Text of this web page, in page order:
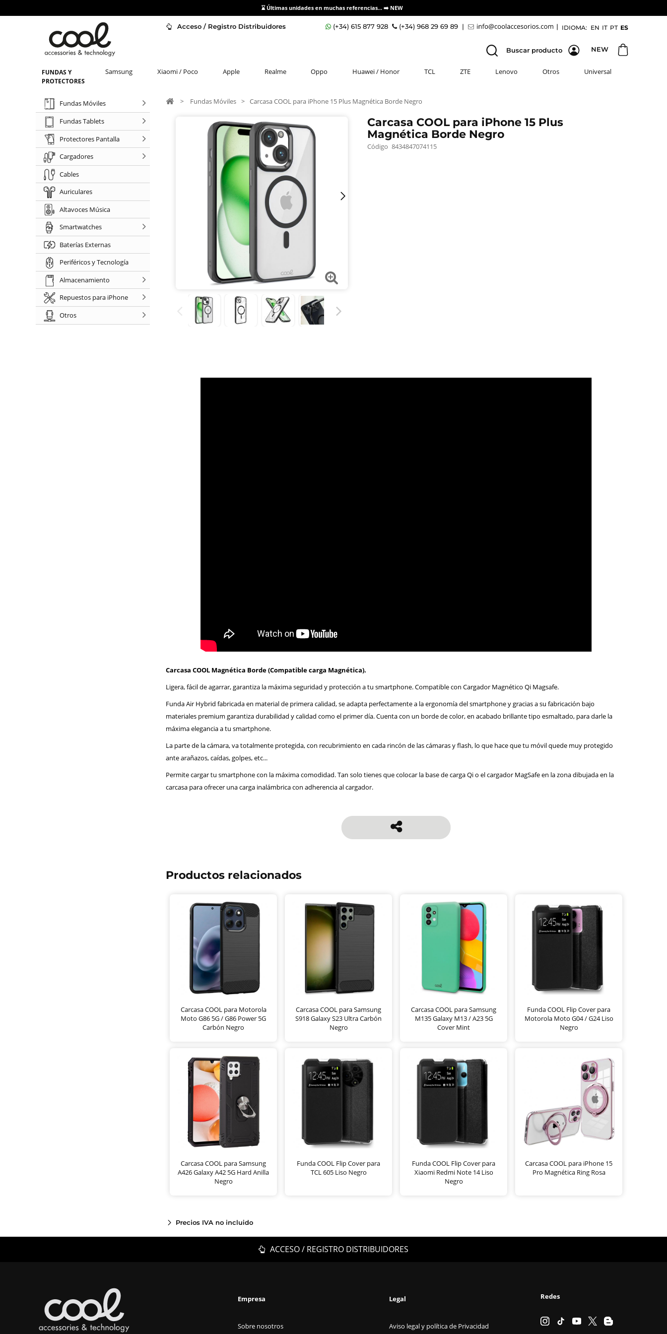
⌛ Últimas unidades en muchas referencias... ➡️ NEW
Acceso / Registro Distribuidores IDIOMA: EN IT PT ES
(+34) 615 877 928 (+34) 968 29 69 89 | |
NEW
Buscar producto
FUNDAS Y
PROTECTORES
Samsung Xiaomi / Poco Apple Realme Oppo Huawei / Honor TCL ZTE Lenovo Otros Universal
Fundas Móviles
Fundas Tablets
Protectores Pantalla
Cargadores
Cables
Auriculares
Altavoces Música
Smartwatches
Baterías Externas
Periféricos y Tecnología
Almacenamiento
Repuestos para iPhone
Otros
> Fundas Móviles > Carcasa COOL para iPhone 15 Plus Magnética Borde Negro
Carcasa COOL para iPhone 15 Plus
Magnética Borde Negro
Código 8434847074115
Carcasa COOL Magnética Borde (Compatible carga Magnética).
Ligera, fácil de agarrar, garantiza la máxima seguridad y protección a tu smartphone. Compatible con Cargador Magnético Qi Magsafe.
Funda Air Hybrid fabricada en material de primera calidad, se adapta perfectamente a la ergonomía del smartphone y gracias a su fabricación bajo
materiales premium garantiza durabilidad y calidad como el primer día. Cuenta con un borde de color, en acabado brillante tipo esmaltado, para darle la
máxima elegancia a tu smartphone.
La parte de la cámara, va totalmente protegida, con recubrimiento en cada rincón de las cámaras y flash, lo que hace que tu móvil quede muy protegido
ante arañazos, caídas, golpes, etc...
Permite cargar tu smartphone con la máxima comodidad. Tan solo tienes que colocar la base de carga Qi o el cargador MagSafe en la zona dibujada en la
carcasa para ofrecer una carga inalámbrica con adherencia al cargador.
Productos relacionados
Carcasa COOL para Motorola
Moto G86 5G / G86 Power 5G
Carbón Negro
Carcasa COOL para Samsung
S918 Galaxy S23 Ultra Carbón
Negro
Carcasa COOL para Samsung
M135 Galaxy M13 / A23 5G
Cover Mint
Funda COOL Flip Cover para
Motorola Moto G04 / G24 Liso
Negro
Carcasa COOL para Samsung
A426 Galaxy A42 5G Hard Anilla
Negro
Funda COOL Flip Cover para
TCL 605 Liso Negro
Funda COOL Flip Cover para
Xiaomi Redmi Note 14 Liso
Negro
Carcasa COOL para iPhone 15
Pro Magnética Ring Rosa
Precios IVA no incluido
ACCESO / REGISTRO DISTRIBUIDORES
Empresa
Sobre nosotros
Legal
Aviso legal y política de Privacidad
Redes